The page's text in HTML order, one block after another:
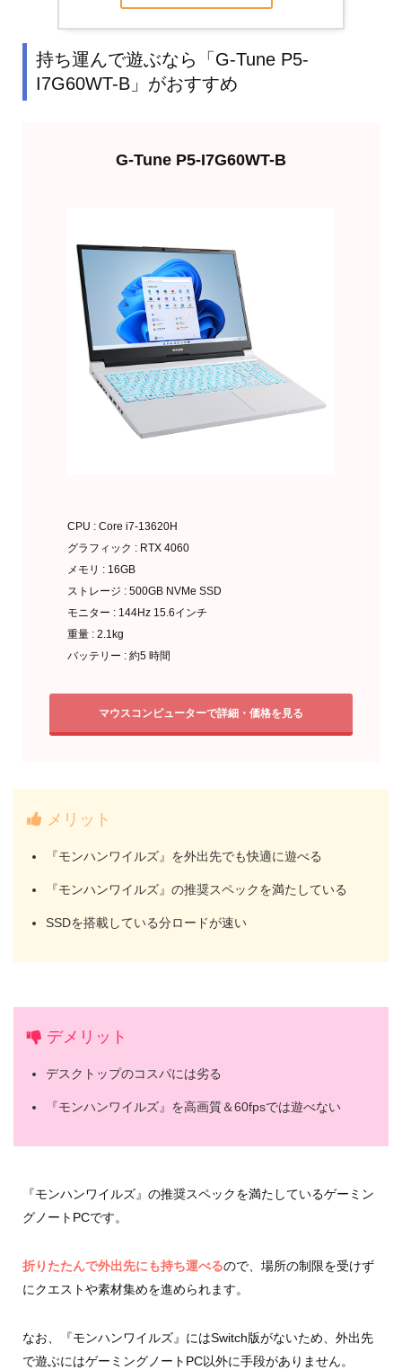
持ち運んで遊ぶなら「G-Tune P5-
I7G60WT-B」がおすすめ
G-Tune P5-I7G60WT-B
CPU : Core i7-13620H
グラフィック : RTX 4060
メモリ : 16GB
ストレージ : 500GB NVMe SSD
モニター : 144Hz 15.6インチ
重量 : 2.1kg
バッテリー : 約5 時間
マウスコンピューターで詳細・価格を見る
メリット
『モンハンワイルズ』を外出先でも快適に遊べる
『モンハンワイルズ』の推奨スペックを満たしている
SSDを搭載している分ロードが速い
デメリット
デスクトップのコスパには劣る
『モンハンワイルズ』を高画質＆60fpsでは遊べない
『モンハンワイルズ』の推奨スペックを満たしているゲーミン
グノートPCです。
折りたたんで外出先にも持ち運べるので、場所の制限を受けず
にクエストや素材集めを進められます。
なお、『モンハンワイルズ』にはSwitch版がないため、外出先
で遊ぶにはゲーミングノートPC以外に手段がありません。